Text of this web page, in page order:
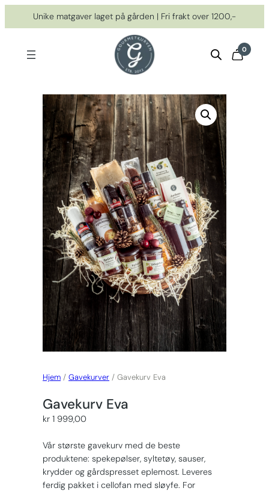
til
Unike matgaver laget på gården | Fri frakt over 1200,-
0
Hjem /Gavekurver / Gavekurv Eva
Gavekurv Eva
kr 1 999,00
Vår største gavekurv med de beste
produktene: spekepølser, syltetøy, sauser,
krydder og gårdspresset eplemost. Leveres
ferdig pakket i cellofan med sløyfe. For